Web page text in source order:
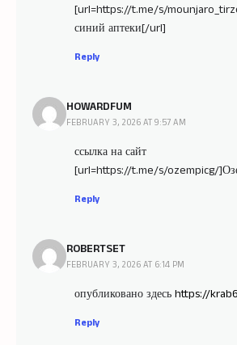
[url=https://t.me/s/
синий аптеки[/url]
Reply
HOWARDFUM
FEBRUARY 3, 2026 AT 9:57 AM
ссылка на сайт
[url=https://t.me/s/ozempicg/
Reply
ROBERTSET
FEBRUARY 3, 2026 AT 6:14 PM
опубликовано здесь https://
Reply